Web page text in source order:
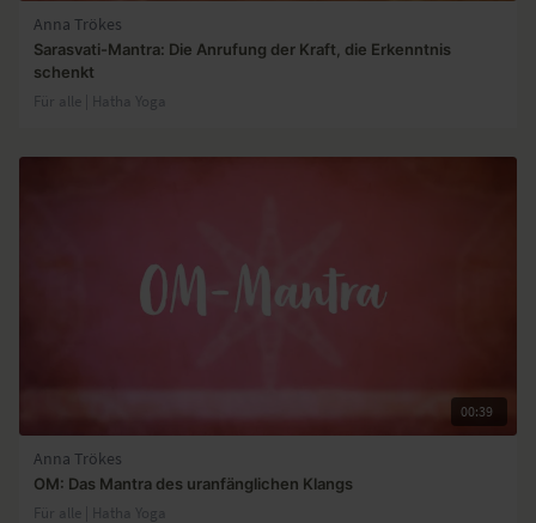
Anna Trökes
Sarasvati-Mantra: Die Anrufung der Kraft, die Erkenntnis
schenkt
Für alle | Hatha Yoga
00:39
Anna Trökes
OM: Das Mantra des uranfänglichen Klangs
Für alle | Hatha Yoga